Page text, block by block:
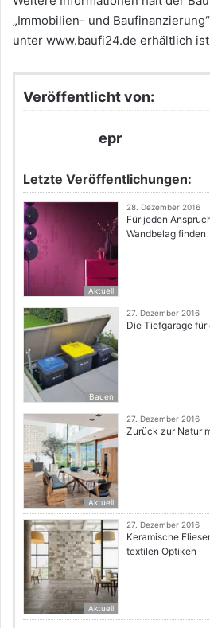
„Immobilien- und
unter www.baufi24.de erhältlich
Veröffentlicht von:
epr
Letzte Veröffentlichungen:
Aktuell
28. Dezember 2016
Für jeden
Wandbelag finden
Bauen
27. Dezember 2016
Die Tiefgarage für
Aktuell
27. Dezember 2016
Zurück zur Natur
Aktuell
27. Dezember 2016
Keramische
textilen Optiken